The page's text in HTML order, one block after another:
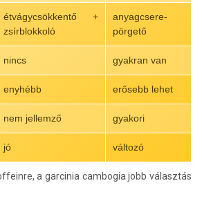
étvágycsökkentő +
zsírblokkoló
anyagcsere-
pörgető
nincs gyakran van
enyhébb erősebb lehet
nem jellemző gyakori
jó változó
a garcinia cambogia jobb választás